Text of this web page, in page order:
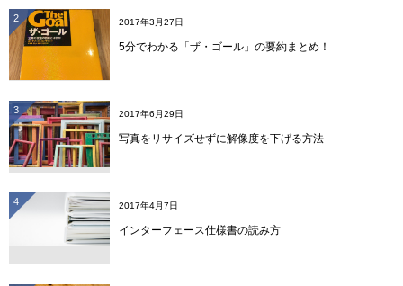
2 2017年3月27日
5分でわかる「ザ・ゴール」の要約まとめ！
3 2017年6月29日
写真をリサイズせずに解像度を下げる方法
4 2017年4月7日
インターフェース仕様書の読み方